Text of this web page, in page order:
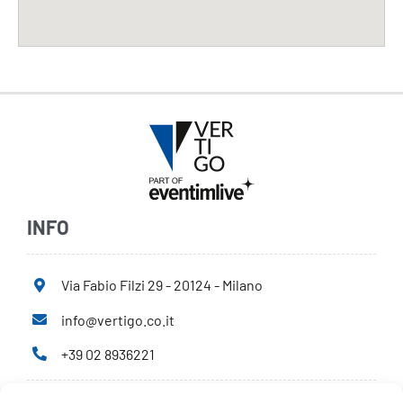
INFO
Via Fabio Filzi 29 - 20124 - Milano
info@vertigo.co.it
+39 02 8936221